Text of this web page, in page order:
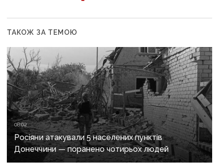
ТАКОЖ ЗА ТЕМОЮ
08:02
Росіяни атакували 5 населених пунктів
Донеччини — поранено чотирьох людей